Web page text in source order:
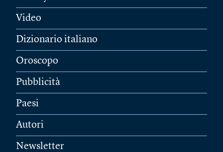
Video
Dizionario italiano
Oroscopo
Pubblicità
Paesi
Autori
Newsletter